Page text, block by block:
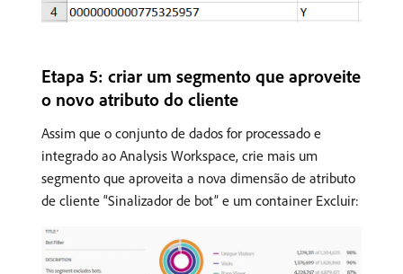
Etapa 5: criar um segmento que aproveite
o novo atributo do cliente
Assim que o conjunto de dados for processado e
integrado ao Analysis Workspace, crie mais um
segmento que aproveita a nova dimensão de atributo
de cliente “Sinalizador de bot” e um container Excluir: